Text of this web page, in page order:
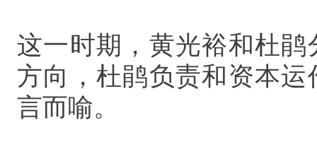
这一时期，黄光裕和杜
方向，杜鹃负责和资本
言而喻。